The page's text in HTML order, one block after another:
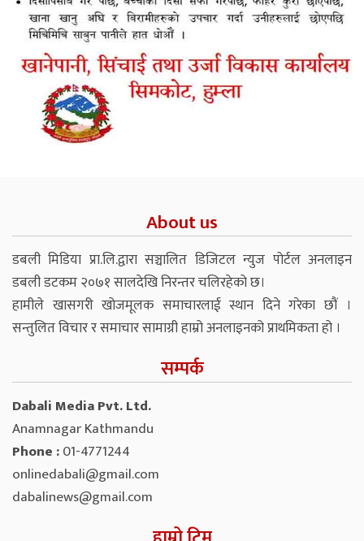
About us
डबली मिडिया प्रा.लि.द्वारा सञ्चालित डिजिटल न्युज पोर्टल अनलाइन
डबली डटकम २०७१ सालदेखि निरन्तर चलिरहेको छ।
हामीले खासगरी खोजमूलक समाचारलाई स्थान दिने गरेका छौं ।
सन्तुलित विचार र समाचार सामाग्री हाम्रो अनलाइनको प्राथमिकता हो ।
सम्पर्क
Dabali Media Pvt. Ltd.
Anamnagar Kathmandu
Phone :01-4771244
onlinedabali@gmail.com
dabalinews@gmail.com